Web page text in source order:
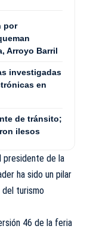
por
Arroyo Barril
investigadas
en
de tránsito;
ilesos
presidente de la
ha sido un pilar
del turismo
46 de la feria